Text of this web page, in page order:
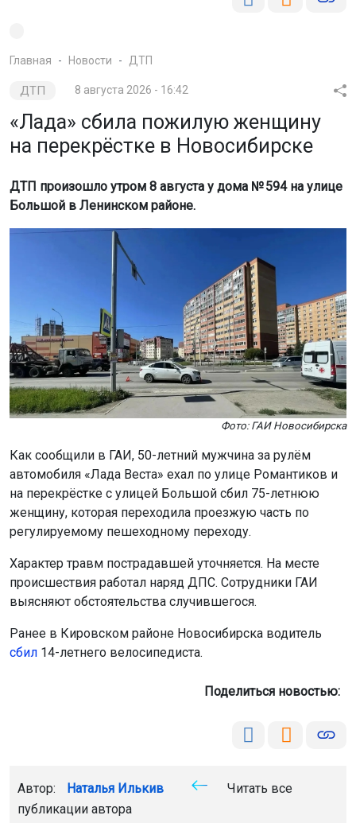
Главная Новости ДТП
ДТП 8 августа 2026 - 16:42
«Лада» сбила пожилую женщину
на перекрёстке в Новосибирске
ДТП произошло утром 8 августа у дома № 594 на улице
Большой в Ленинском районе.
Фото: ГАИ Новосибирска
Как сообщили в ГАИ, 50-летний мужчина за рулём
автомобиля «Лада Веста» ехал по улице Романтиков и
на перекрёстке с улицей Большой сбил 75-летнюю
женщину, которая переходила проезжую часть по
регулируемому пешеходному переходу.
Характер травм пострадавшей уточняется. На месте
происшествия работал наряд ДПС. Сотрудники ГАИ
выясняют обстоятельства случившегося.
Ранее в Кировском районе Новосибирска водитель
сбил 14-летнего велосипедиста.
Поделиться новостью:
Автор: Наталья Илькив
Читать все
публикации автора